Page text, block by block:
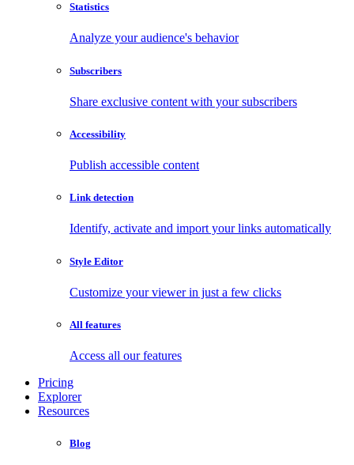
Statistics
Analyze your audience's behavior
Subscribers
Share exclusive content with your subscribers
Accessibility
Publish accessible content
Link detection
Identify, activate and import your links automatically
Style Editor
Customize your viewer in just a few clicks
All features
Access all our features
Pricing
Explorer
Resources
Blog